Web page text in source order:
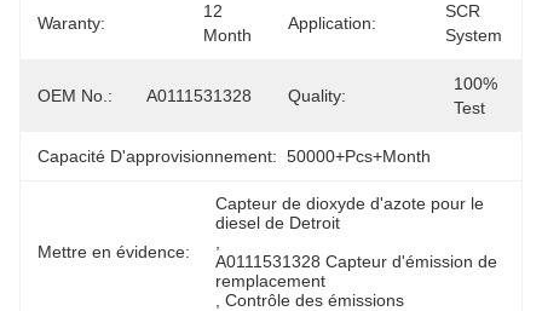
Waranty:
12
Month
Application:
SCR
System
OEM No.: A0111531328 Quality:
100%
Test
Capacité D'approvisionnement: 50000+Pcs+Month
Mettre en évidence:
Capteur de dioxyde d'azote pour le
diesel de Detroit
A0111531328 Capteur d'émission de
remplacement
, Contrôle des émissions